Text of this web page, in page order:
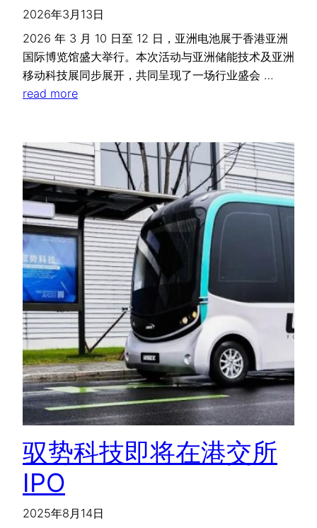
2026年3月13日
2026 年 3 月 10 日至 12 日，亚洲电池展于香港亚洲
国际博览馆盛大举行。本次活动与亚洲储能技术及亚洲
移动科技展同步展开，共同呈现了一场行业盛会 …
read more
驭势科技即将在港交所
IPO
2025年8月14日